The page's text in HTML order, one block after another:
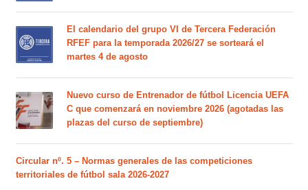
El calendario del grupo VI de Tercera Federación
RFEF para la temporada 2026/27 se sorteará el
martes 4 de agosto
Nuevo curso de Entrenador de fútbol Licencia UEFA
C que comenzará en noviembre 2026 (agotadas las
plazas del curso de septiembre)
Circular nº. 5 – Normas generales de las competiciones
territoriales de fútbol sala 2026-2027